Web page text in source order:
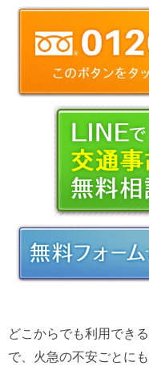
どこからでも利用できる
で、火急の不安ごとにも